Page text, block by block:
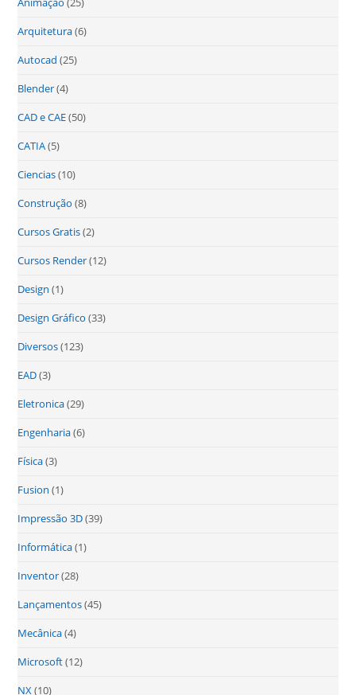
Arquitetura(6)
Autocad (25)
Blender(4)
CAD e CAE(50)
CATIA(5)
Ciencias(10)
Construção (8)
Cursos Gratis(2)
Cursos Render(12)
Design (1)
Design Gráfico (33)
Diversos(123)
EAD(3)
Eletronica(29)
Engenharia(6)
Física(3)
Fusion (1)
Impressão 3D(39)
Informática(1)
Inventor(28)
Lançamentos(45)
Mecânica(4)
Microsoft(12)
NX(10)